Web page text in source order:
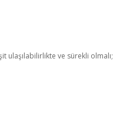
ulaşılabilirlikte ve sürekli olmalı;